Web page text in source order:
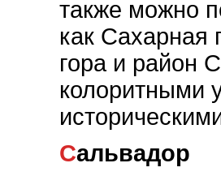
также можно
как Сахарная
гора и район
колоритными
Сальвадор